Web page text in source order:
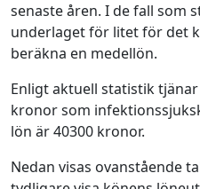
senaste åren. I de fall som
underlaget för litet för det
beräkna en medellön.
Enligt aktuell statistik
kronor som
lön är 40300 kronor.
Nedan visas ovanstående